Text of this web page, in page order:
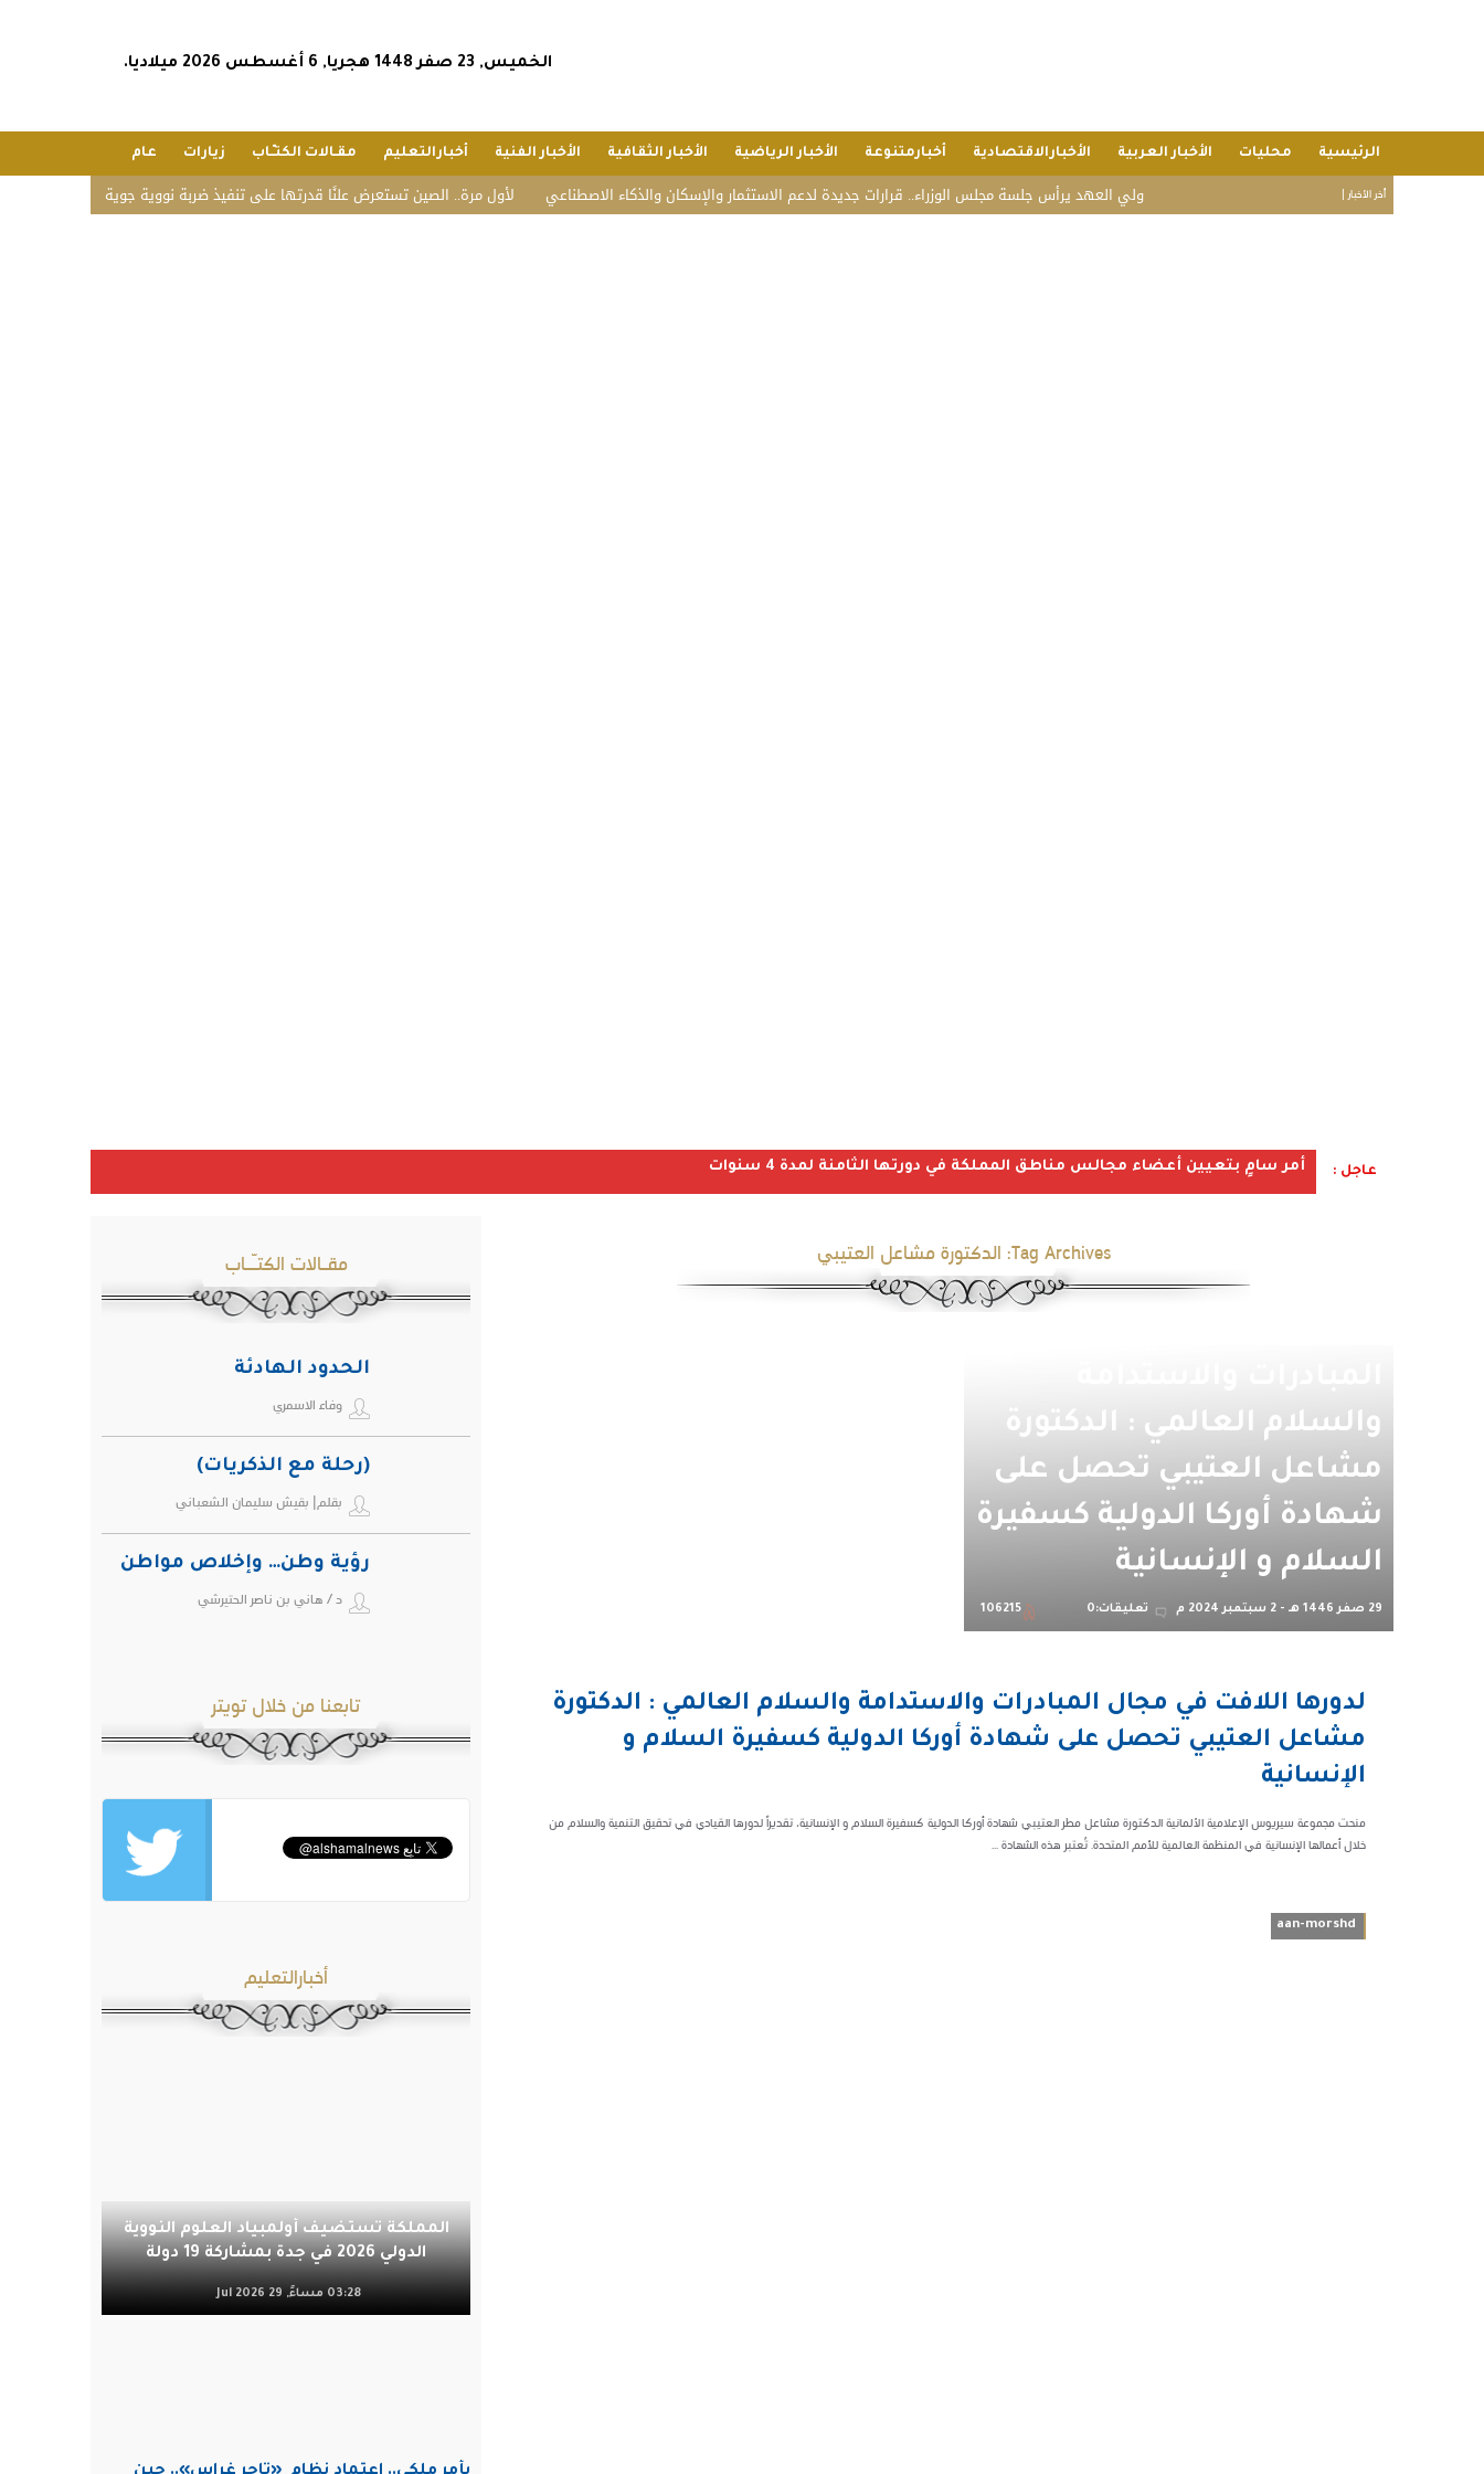
الخميس, 23 صفر 1448 هجريا, 6 أغسطس 2026 ميلاديا.
الرئيسية محليات الأخبار العربية الأخبارالاقتصادية أخبارمتنوعة الأخبار الرياضية الأخبار الثقافية الأخبار الفنية أخبارالتعليم مقـالات الكتـّـاب زيارات عام
أخر الأخبار | «زاتكا» تدعو لأول مرة.. الصين تستعرض علنًا قدرتها على تنفيذ ضربة نووية جوية ولي العهد يرأس جلسة مجلس الوزراء.. قرارات جديدة لدعم الاستثمار والإسكان والذكاء الاصطناعي
عاجل : أمر سامٍ بتعيين أعضاء مجالس مناطق المملكة في دورتها الثامنة لمدة 4 سنوات
Tag Archives: الدكتورة مشاعل العتيبي
والسلام العالمي : الدكتورة
مشاعل العتيبي تحصل على
شهادة أوركا الدولية كسفيرة
السلام و الإنسانية
29 صفر 1446 هـ - 2 سبتمبر 2024 م تعليقات:0 106215
لدورها اللافت في مجال المبادرات والاستدامة والسلام العالمي : الدكتورة
مشاعل العتيبي تحصل على شهادة أوركا الدولية كسفيرة السلام و
الإنسانية
منحت مجموعة سيريوس الإعلامية الألمانية الدكتورة مشاعل مطر العتيبي شهادة أوركا الدولية كسفيرة السلام و الإنسانية، تقديراً لدورها القيادي في تحقيق التنمية والسلام من
خلال أعمالها الإنسانية في المنظمة العالمية للأمم المتحدة. تُعتبر هذه الشهادة ...
aan-morshd
مقـالات الكتـّـاب
الحدود الهادئة
وفاء الاسمري
(رحلة مع الذكريات)
بقلم| بقيش سليمان الشعباني
رؤية وطن… وإخلاص مواطن
د / هاني بن ناصر الحتيرشي
تابعنا من خلال تويتر
أخبارالتعليم
المملكة تستضيف أولمبياد العلوم النووية
الدولي 2026 في جدة بمشاركة 19 دولة
03:28 مساءً, 29 Jul 2026